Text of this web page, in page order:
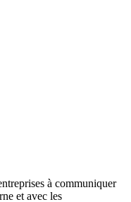
à communiquer
et avec les